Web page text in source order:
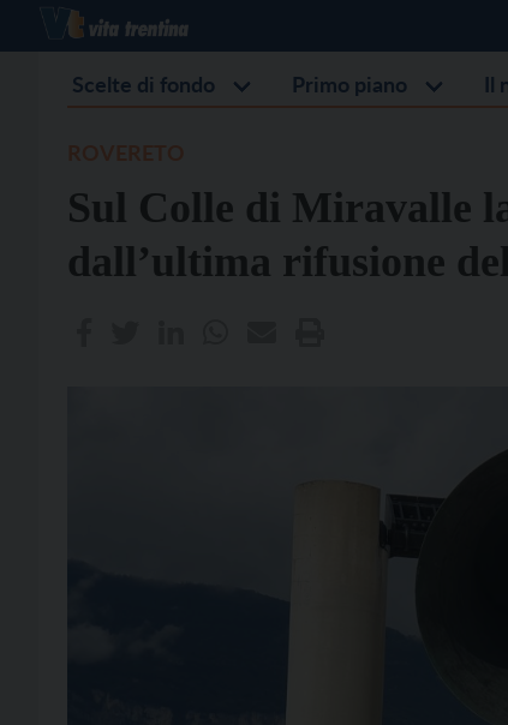
Scelte di fondo Primo piano Il
Sul Colle di Miravalle
dall’ultima rifusione